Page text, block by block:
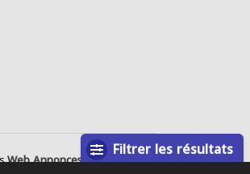
Filtrer les résultats
Web Annonces Technology